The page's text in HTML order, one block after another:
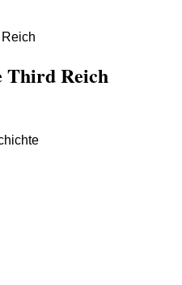
Third Reich